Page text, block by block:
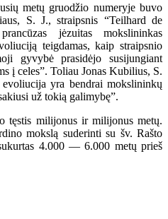
metų gruodžio numeryje buvo
S. J., straipsnis “Teilhard de
jėzuitas mokslininkas
teigdamas, kaip straipsnio
gyvybė prasidėjo susijungiant
į celes”. Toliau Jonas Kubilius, S.
yra bendrai mokslininkų
už tokią galimybę”.
milijonus ir milijonus metų.
mokslą suderinti su šv. Rašto
4.000 — 6.000 metų prieš